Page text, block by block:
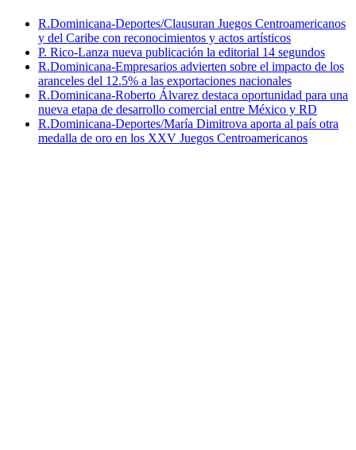
R.Dominicana-Deportes/Clausuran Juegos Centroamericanos
y del Caribe con reconocimientos y actos artísticos
P. Rico-Lanza nueva publicación la editorial 14 segundos
R.Dominicana-Empresarios advierten sobre el impacto de los
aranceles del 12.5% a las exportaciones nacionales
R.Dominicana-Roberto Álvarez destaca oportunidad para una
nueva etapa de desarrollo comercial entre México y RD
R.Dominicana-Deportes/María Dimitrova aporta al país otra
medalla de oro en los XXV Juegos Centroamericanos